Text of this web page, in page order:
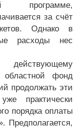
программе,
за счёт
Однако в
расходы нес
областной фонд
продолжать эти
практически
порядка оплаты
Предполагается,